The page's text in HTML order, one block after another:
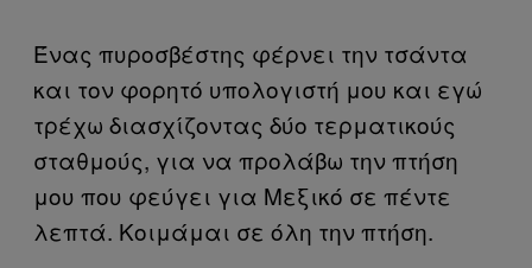
Ένας πυροσβέστης φέρνει την τσάντα
και τον φορητό υπολογιστή μου και εγώ
τρέχω διασχίζοντας δύο τερματικούς
σταθμούς, για να προλάβω την πτήση
μου που φεύγει για Μεξικό σε πέντε
λεπτά. Κοιμάμαι σε όλη την πτήση.